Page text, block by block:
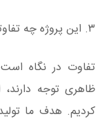
۳. این پروژه چه تفاوتی با سایر کاردستی‌های اینترنتی دارد؟
تفاوت در نگاه
ظاهری توجه
کردیم. هدف ما